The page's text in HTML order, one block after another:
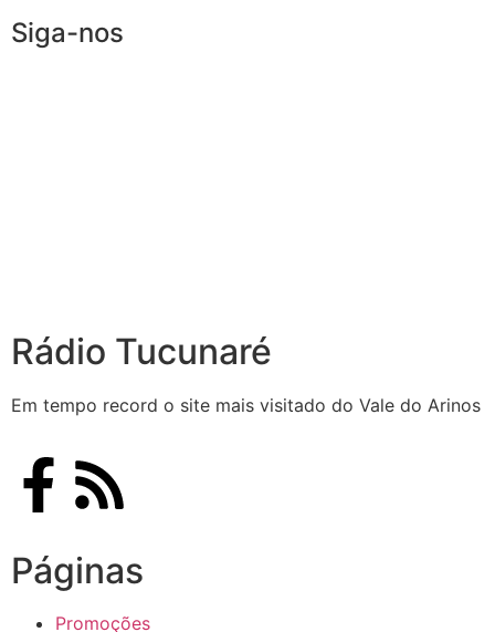
Siga-nos
Rádio Tucunaré
Em tempo record o site mais visitado do Vale do Arinos
Páginas
Promoções